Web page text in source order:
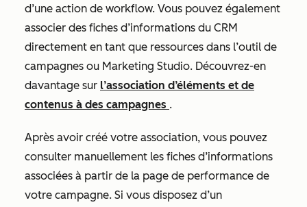
d’une action de workflow. Vous pouvez également
associer des fiches d’informations du CRM
directement en tant que ressources dans l’outil de
campagnes ou Marketing Studio. Découvrez-en
davantage sur l’association d’éléments et de
contenus à des campagnes .
Après avoir créé votre association, vous pouvez
consulter manuellement les fiches d’informations
associées à partir de la page de performance de
votre campagne. Si vous disposez d’un